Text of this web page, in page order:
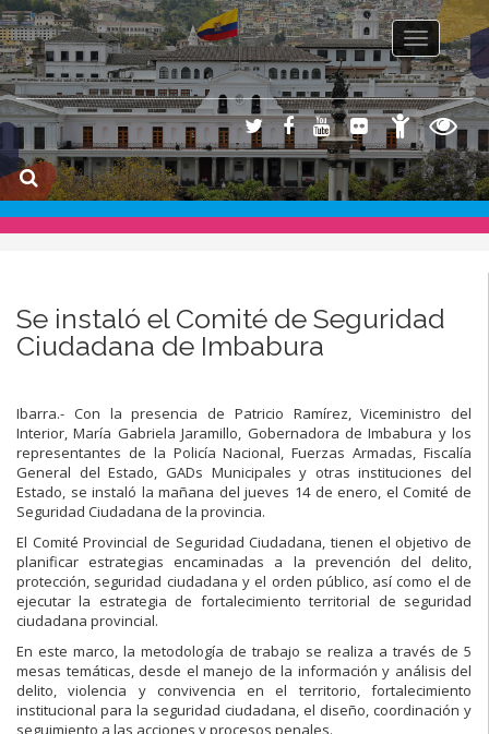
Toggle
Se instaló el Comité de Seguridad
Ciudadana de Imbabura
Ibarra.- Con la presencia de Patricio Ramírez, Viceministro del
Interior, María Gabriela Jaramillo, Gobernadora de Imbabura y los
representantes de la Policía Nacional, Fuerzas Armadas, Fiscalía
General del Estado, GADs Municipales y otras instituciones del
Estado, se instaló la mañana del jueves 14 de enero, el Comité de
Seguridad Ciudadana de la provincia.
El Comité Provincial de Seguridad Ciudadana, tienen el objetivo de
planificar estrategias encaminadas a la prevención del delito,
protección, seguridad ciudadana y el orden público, así como el de
ejecutar la estrategia de fortalecimiento territorial de seguridad
ciudadana provincial.
En este marco, la metodología de trabajo se realiza a través de 5
mesas temáticas, desde el manejo de la información y análisis del
delito, violencia y convivencia en el territorio, fortalecimiento
institucional para la seguridad ciudadana, el diseño, coordinación y
seguimiento a las acciones y procesos penales.